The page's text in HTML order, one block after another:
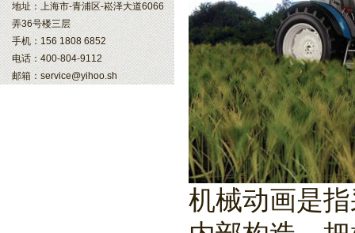
地址：上海市-青浦区-崧泽大道6066
弄36号楼三层
手机：156 1808 6852
电话：400-804-9112
邮箱：service@yihoo.sh
机械动画是